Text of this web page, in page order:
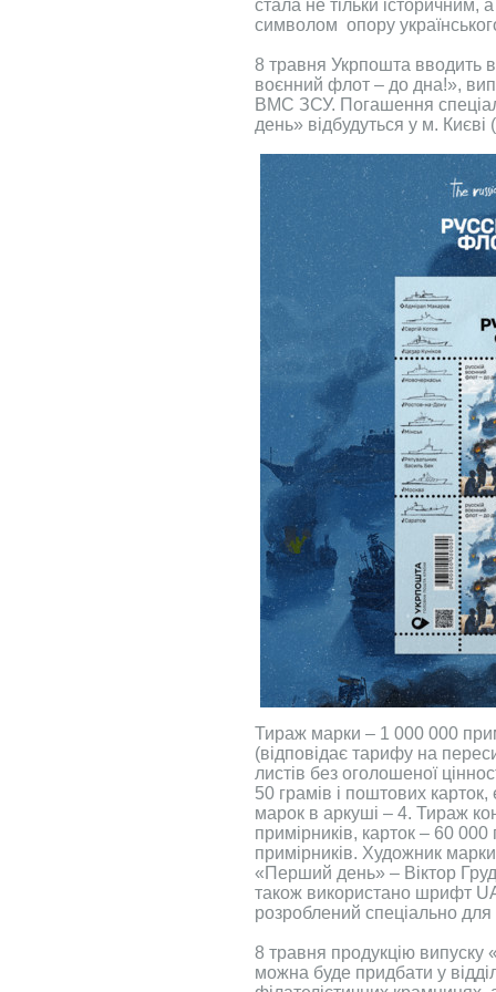
стала не тільки історичним,
символом опору
8 травня Укрпошта вводить
воєнний флот – до дна!»,
ВМС ЗСУ. Погашення
день» відбудуться у м.
Тираж марки – 1 000 000
(відповідає тарифу на
листів без оголошеної
50 грамів і поштових карток,
марок в аркуші – 4. Тираж
примірників, карток – 60
примірників. Художник
«Перший день» – Віктор
також використано шрифт
розроблений спеціально
8 травня продукцію випуску
можна буде придбати у